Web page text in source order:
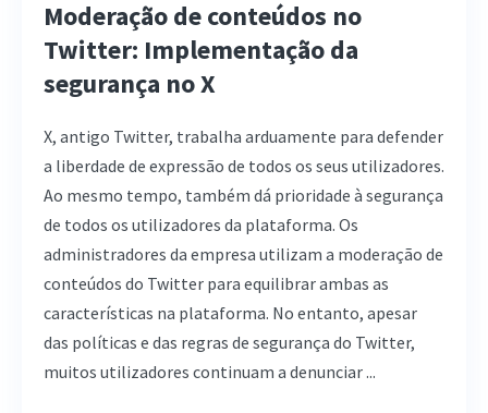
Moderação de conteúdos no
Twitter: Implementação da
segurança no X
X, antigo Twitter, trabalha arduamente para defender
a liberdade de expressão de todos os seus utilizadores.
Ao mesmo tempo, também dá prioridade à segurança
de todos os utilizadores da plataforma. Os
administradores da empresa utilizam a moderação de
conteúdos do Twitter para equilibrar ambas as
características na plataforma. No entanto, apesar
das políticas e das regras de segurança do Twitter,
muitos utilizadores continuam a denunciar ...